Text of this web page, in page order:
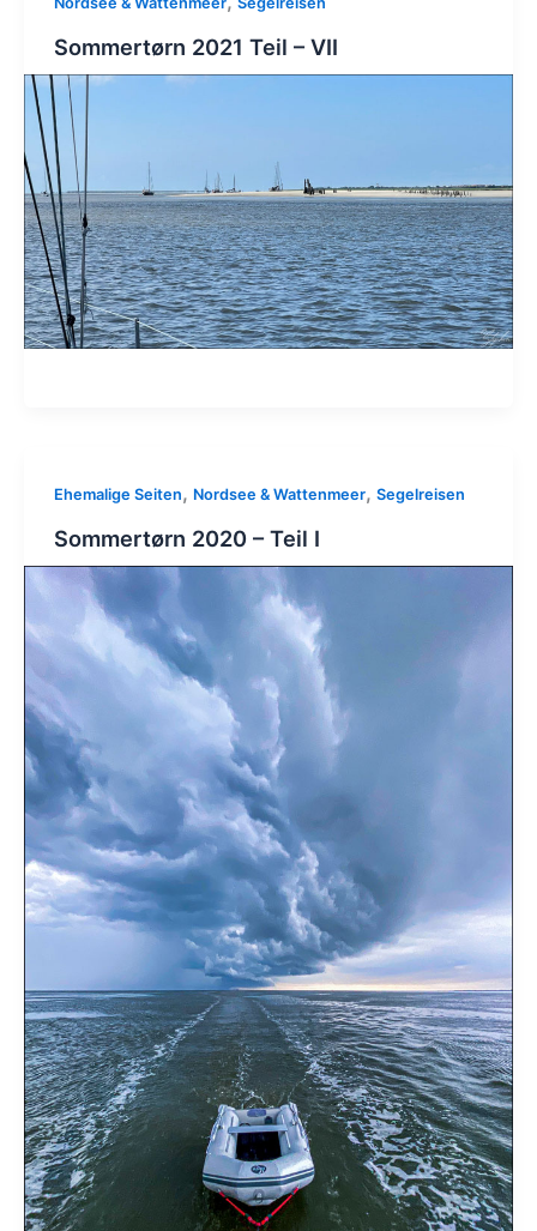
Sommertørn 2021 Teil – VII
Ehemalige Seiten, Nordsee & Wattenmeer, Segelreisen
Sommertørn 2020 – Teil I